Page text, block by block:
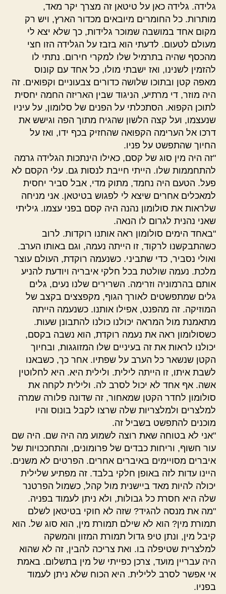
גלידה. גלידה כאן על טיטאן זה מצרך יקר מאד,
מותרות. כל החומרים מיובאים מכדור הארץ, ויש רק
מקום אחד במושבה שמוכר גלידות, כך שלא יצא לי
מעולם לטעום. לדעתי הוא בזבז על הגלידה הזו חצי
מהכסף שהיה בתרמיל שלו למקרי חירום. נתתי לו
להזמין לשנינו, ואז ישבתי מולו, כל אחד עם קונוס
מאפה קטן ובתוכו שלושה כדורים צבעוניים וקפואים. זה
היה מוזר, די מרתיע, הניגוד שבין האריזה החמה יחסית
לתוכן הקפוא. הסתכלתי על הפנים של סלומון, על עיניו
שנעצמו, ועל קצה הלשון שהגיח מתוך הפה וגישש את
דרכו אל הערימה הקפואה שהחזיק בכף ידו, ואז על
החיוך שהתפשט על פניו.
"זה היה מין סוג של קסם, כאילו הינתכות הגלידה גרמה
להתחממות שלו. הייתי חייבת לנסות גם. עלי הקסם לא
פעל. הטעם היה נחמד, מתוק מדי, אבל סביר יחסית
למאכלים אחרים שיצא לי לפגוש בטיטאן. אני מניחה
שלראות את סולומון נהנה היה קסם בפני עצמו. גיליתי
שאני נהנית לגרום לו הנאה.
"באחד הימים סולומון ראה אותנו רוקדות. לרוב
כשהתבקשנו לרקוד, זו הייתה נעמה, וגם באותו הערב.
ואולי נסביר, כדי שתביני. כשנעמה רוקדת, העולם עוצר
מלכת. נעמה שולטת בכל חלקי איבריה ויודעת להניע
אותם בהרמוניה וזרימה. השרירים שלנו נעים, גלים
גלים שמתפשטים לאורך הגוף, מקפצצים בקצב של
המוזיקה. זה מהפנט, אפילו אותנו. כשנעמה הייתה
מתאמנת מול המראה יכולנו כולנו להתבונן שעות.
כשסולומון ראה את נעמה רוקדת, הוא נשבה בקסם,
יכולנו לראות את זה בעיניים שלו המזוגגות, ובחיוך
הקטן שנשאר כל הערב על שפתיו. אחר כך, כשבאנו
לשבת איתו, זו הייתה לילית. ולילית היא. היא לחלוטין
אשה. אף אחד לא יכול לסרב לה. ולילית לקחה את
סולומון לחדר הקטן שמאחור, זה שדונה פלורה שמרה
למלצרים ולמלצריות שלה שרצו לקבל בונוס והיו
מוכנים להתפשט בשביל זה.
"אני לא בטוחה שאת רוצה לשמוע מה היה שם. היה שם
עור חשוף, וריחות כבדים של פרומונים, והתחככויות של
איברים מסויימים באיברים אחרים. הפרטים לא משנים.
היינו עדות לזה באופן חלקי בלבד. זה מפתיע שלילית
יכולה להיות מאד ביישנית מול קהל, כשמול הפרטנר
שלה היא חסרת כל גבולות, ולא ניתן לעמוד בפניה.
"מה את מנסה להגיד? שזה לא חוקי בטיטאן לשלם
תמורת מין? הוא לא שילם תמורת מין, הוא סוג של. הוא
קיבל מין, ונתן טיפ גדול תמורת המזון והמשקה
למלצרית שטיפלה בו. ואת צריכה להבין, זה לא שהוא
היה עבריין מועד, צרכן כפייתי של מין בתשלום. באמת
אי אפשר לסרב ללילית. היא הכוח שלא ניתן לעמוד
בפניו.